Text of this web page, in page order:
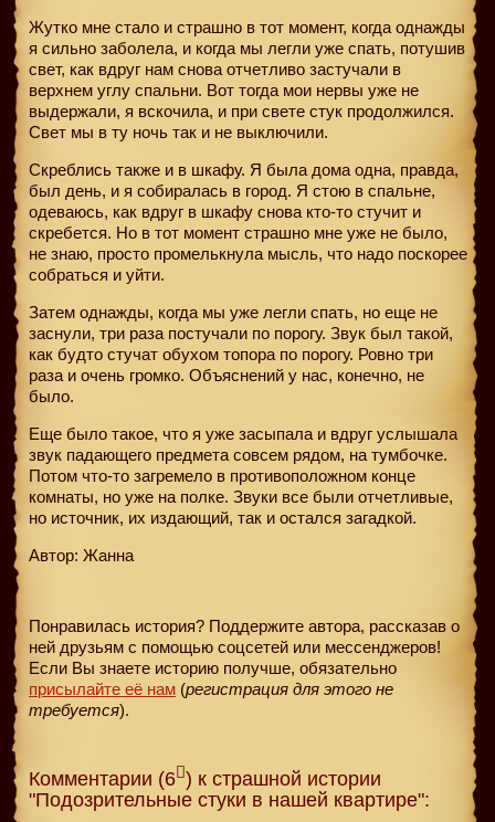
Жутко мне стало и страшно в тот момент, когда однажды
я сильно заболела, и когда мы легли уже спать, потушив
свет, как вдруг нам снова отчетливо застучали в
верхнем углу спальни. Вот тогда мои нервы уже не
выдержали, я вскочила, и при свете стук продолжился.
Свет мы в ту ночь так и не выключили.
Скреблись также и в шкафу. Я была дома одна, правда,
был день, и я собиралась в город. Я стою в спальне,
одеваюсь, как вдруг в шкафу снова кто-то стучит и
скребется. Но в тот момент страшно мне уже не было,
не знаю, просто промелькнула мысль, что надо поскорее
собраться и уйти.
Затем однажды, когда мы уже легли спать, но еще не
заснули, три раза постучали по порогу. Звук был такой,
как будто стучат обухом топора по порогу. Ровно три
раза и очень громко. Объяснений у нас, конечно, не
было.
Еще было такое, что я уже засыпала и вдруг услышала
звук падающего предмета совсем рядом, на тумбочке.
Потом что-то загремело в противоположном конце
комнаты, но уже на полке. Звуки все были отчетливые,
но источник, их издающий, так и остался загадкой.
Автор: Жанна
Понравилась история? Поддержите автора, рассказав о
ней друзьям с помощью соцсетей или мессенджеров!
Если Вы знаете историю получше, обязательно
присылайте её нам (регистрация для этого не
требуется).
Комментарии (6 ) к страшной истории
"Подозрительные стуки в нашей квартире":